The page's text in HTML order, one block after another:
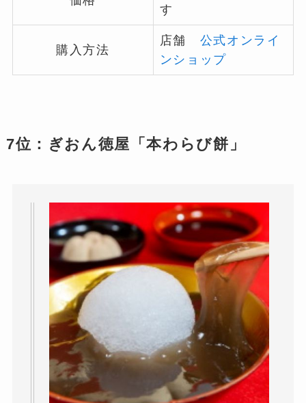
す
購入方法
店舗 公式オンライ
ンショップ
7位：ぎおん徳屋「本わらび餅」